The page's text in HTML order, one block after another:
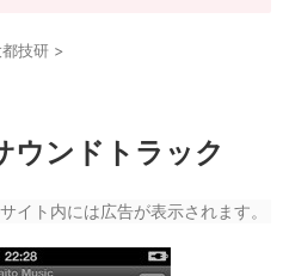
技研 >
ウンドトラック
サイト内には広告が表示されます。